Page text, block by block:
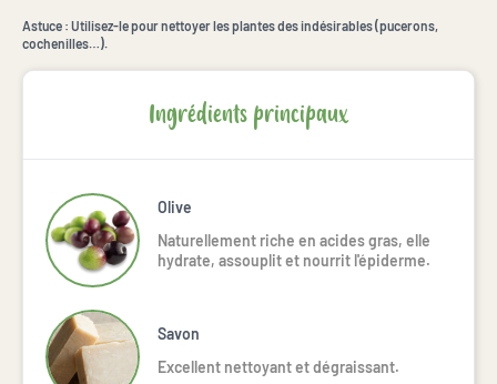
Astuce : Utilisez-le pour nettoyer les plantes des indésirables (pucerons,
cochenilles…).
Ingrédients principaux
Olive
Naturellement riche en acides gras, elle
hydrate, assouplit et nourrit l'épiderme.
Savon
Excellent nettoyant et dégraissant.